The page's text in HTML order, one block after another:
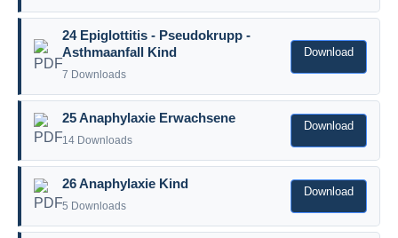
24 Epiglottitis - Pseudokrupp -
Asthmaanfall Kind
7 Downloads
Download
25 Anaphylaxie Erwachsene
14 Downloads
Download
26 Anaphylaxie Kind
5 Downloads
Download